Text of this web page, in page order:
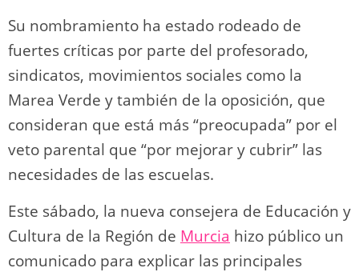
Su nombramiento ha estado rodeado de
fuertes críticas por parte del profesorado,
sindicatos, movimientos sociales como la
Marea Verde y también de la oposición, que
consideran que está más “preocupada” por el
veto parental que “por mejorar y cubrir” las
necesidades de las escuelas.
Este sábado, la nueva consejera de Educación y
Cultura de la Región de Murcia hizo público un
comunicado para explicar las principales